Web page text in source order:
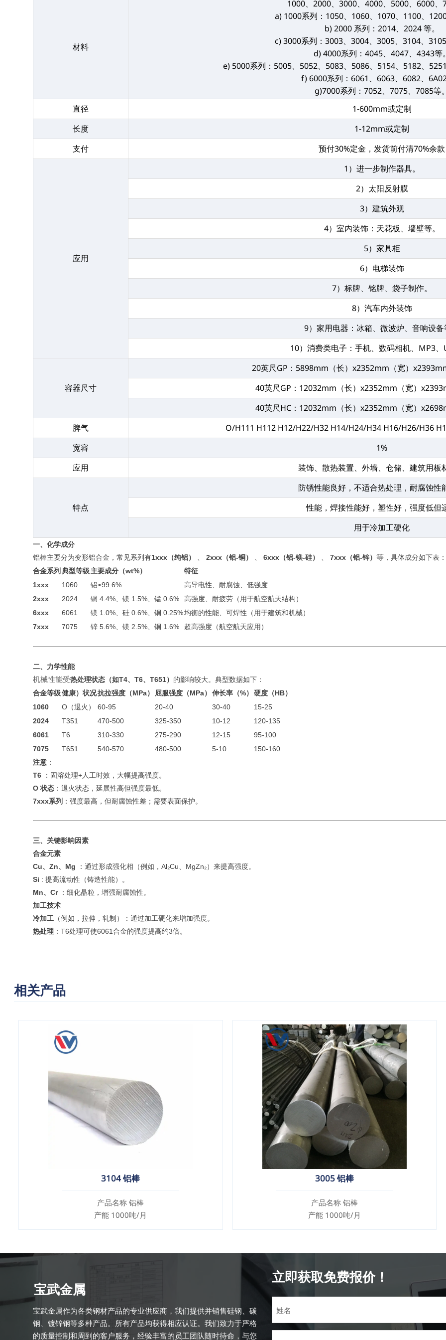
材料
1000、2000、3000、4000、5000、6000、
a) 1000系列：1050、1060、1070、1100、1200
b) 2000 系列：2014、2024 等。
c) 3000系列：3003、3004、3005、3104、3105
d) 4000系列：4045、4047、4343等。
e) 5000系列：5005、5052、5083、5086、5154、5182、
f) 6000系列：6061、6063、6082、6A02
g)7000系列：7052、7075、7085等。
直径
1-600mm或定制
长度
1-12mm或定制
支付
预付30%定金，发货前付清70%余款
应用
1）进一步制作器具。
2）太阳反射膜
3）建筑外观
4）室内装饰：天花板、墙壁等。
5）家具柜
6）电梯装饰
7）标牌、铭牌、袋子制作。
8）汽车内外装饰
9）家用电器：冰箱、微波炉、音响设备
10）消费类电子：手机、数码相机、MP3、
容器尺寸
20英尺GP：5898mm（长）x2352mm（宽）
40英尺GP：12032mm（长）x2352mm（宽）
40英尺HC：12032mm（长）x2352mm（宽）
脾气
O/H111 H112 H12/H22/H32 H14/H24/H34 H16/H26/H36
宽容
1%
应用
装饰、散热装置、外墙、仓储、建筑用板
特点
防锈性能良好，不适合热处理，耐腐蚀性
性能，焊接性能好，塑性好，强度低但
用于冷加工硬化
一、化学成分
铝棒主要分为变形铝合金，常见系列有1xxx（纯铝） 、 2xxx（铝-铜） 、 6xxx（铝-镁-硅） 、 7xxx（铝-锌） 等，具体成分如下表：
合金系列 典型等级主要成分（wt%）
特征
1xxx
1060 铝≥99.6%
高导电性、耐腐蚀、低强度
2xxx
2024 铜 4.4%、镁 1.5%、锰 0.6%
高强度、耐疲劳（用于航空航天结构）
6xxx
6061 镁 1.0%、硅 0.6%、铜 0.25%均衡的性能、可焊性（用于建筑和机械）
7xxx
7075 锌 5.6%、镁 2.5%、铜 1.6% 超高强度（航空航天应用）
二、力学性能
机械性能受热处理状态（如T4、T6、T651） 的影响较大。典型数据如下：
合金等级健康）状况抗拉强度（MPa） 屈服强度（MPa） 伸长率（%）
硬度（HB）
1060
O（退火） 60-95 20-40 30-40
15-25
2024
T351 470-500 325-350 10-12
120-135
6061
T6 310-330 275-290 12-15
95-100
7075
T651 540-570 480-500 5-10
150-160
注意：
T6
：固溶处理+人工时效，大幅提高强度。
O 状态：退火状态，延展性高但强度最低。
7xxx系列 ：强度最高，但耐腐蚀性差；需要表面保护。
三、关键影响因素
合金元素
Cu、Zn、Mg
：通过形成强化相（例如，Al₂Cu、MgZn₂）来提高强度。
Si : 提高流动性（铸造性能）。
Mn、Cr
：细化晶粒，增强耐腐蚀性。
加工技术
冷加工（例如，拉伸，轧制）：通过加工硬化来增加强度。
热处理：T6处理可使6061合金的强度提高约3倍。
相关产品
3104 铝棒
产品名称 铝棒
产能 1000吨/月
3005 铝棒
产品名称 铝棒
产能 1000吨/月
宝武金属
宝武金属作为各类钢材产品的专业供应商，我们提供并销售硅钢、碳
钢、镀锌钢等多种产品。所有产品均获得相应认证。我们致力于严格
的质量控制和周到的客户服务，经验丰富的员工团队随时待命，与您
立即获取免费报价！